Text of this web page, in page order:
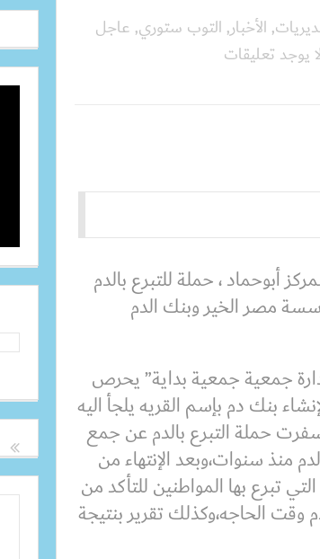
, الأخبار, التوب ستوري, عاجل
لا يوجد تعليقات
أبوحماد ، حملة للتبرع بالدم
مصر الخير وبنك الدم
جمعية جمعية بداية” يحرص
بنك دم بإسم القريه يلجأ اليه
حملة التبرع بالدم عن جمع
منذ سنوات،وبعد الإنتهاء من
تبرع بها المواطنين للتأكد من
وقت الحاجه،وكذلك تقرير بنتيجة